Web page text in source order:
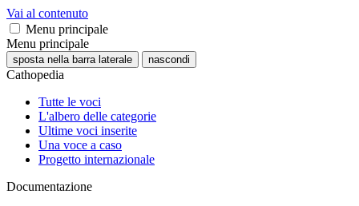
Vai al contenuto
Menu principale
Menu principale
sposta nella barra laterale nascondi
Cathopedia
Tutte le voci
L'albero delle categorie
Ultime voci inserite
Una voce a caso
Progetto internazionale
Documentazione